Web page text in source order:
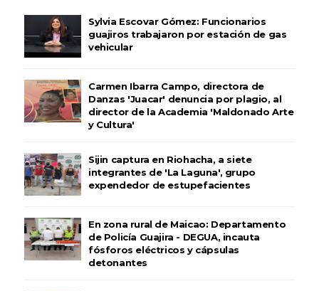
Sylvia Escovar Gómez: Funcionarios
guajiros trabajaron por estación de gas
vehicular
Carmen Ibarra Campo, directora de
Danzas 'Juacar' denuncia por plagio, al
director de la Academia 'Maldonado Arte
y Cultura'
Sijin captura en Riohacha, a siete
integrantes de 'La Laguna', grupo
expendedor de estupefacientes
En zona rural de Maicao: Departamento
de Policía Guajira - DEGUA, incauta
fósforos eléctricos y cápsulas
detonantes